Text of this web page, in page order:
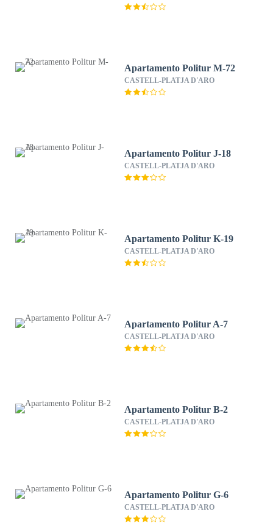
Apartamento Politur M-72
CASTELL-PLATJA D'ARO
Apartamento Politur J-18
CASTELL-PLATJA D'ARO
Apartamento Politur K-19
CASTELL-PLATJA D'ARO
Apartamento Politur A-7
CASTELL-PLATJA D'ARO
Apartamento Politur B-2
CASTELL-PLATJA D'ARO
Apartamento Politur G-6
CASTELL-PLATJA D'ARO